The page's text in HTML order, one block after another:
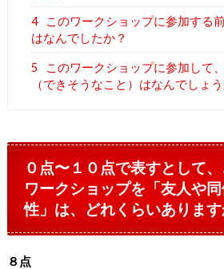
4
このワークショップに参加する
はなんでしたか？
5
このワークショップに参加して
（できそうなこと）はなんでしょう
０点〜１０点で表すとして
ワークショップを「友人や
性」は、どれくらいあります
８点